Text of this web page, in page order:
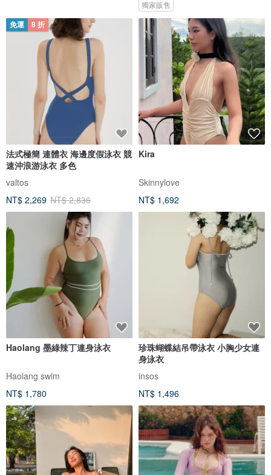
獨家販售
免運 8 折
法式極簡 連體衣 海邊度假泳衣 競
速沖浪游泳衣 多色
valtos
NT$ 2,269 NT$ 2,836
Kira
Skinnylove
NT$ 1,692
Haolang 墨綠辣丁連身泳衣
Haolang swim
NT$ 1,780
珍珠蝴蝶結吊帶泳衣 小胸少女連
身泳衣
insos
NT$ 1,496